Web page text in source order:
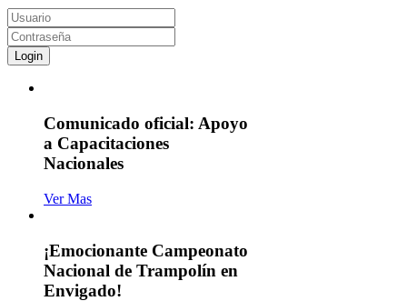
Login
Comunicado oficial: Apoyo
a Capacitaciones
Nacionales
Ver Mas
¡Emocionante Campeonato
Nacional de Trampolín en
Envigado!